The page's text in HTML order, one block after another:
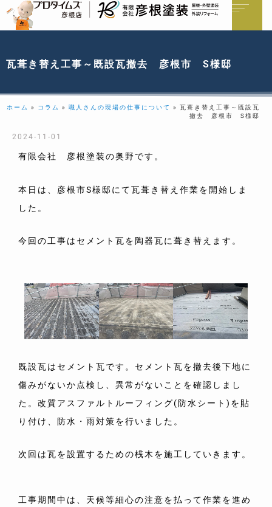
瓦葺き替え工事～既設瓦撤去 彦根市 S様邸
ホーム » コラム » 職人さんの現場の仕事について » 瓦葺き替え工事～既設瓦
撤去 彦根市 S様邸
2024-11-01
有限会社 彦根塗装の奥野です。
本日は、彦根市S様邸にて瓦葺き替え作業を開始しま
した。
今回の工事はセメント瓦を陶器瓦に葺き替えます。
既設瓦はセメント瓦です。セメント瓦を撤去後下地に
傷みがないか点検し、異常がないことを確認しまし
た。改質アスファルトルーフィング(防水シート)を貼
り付け、防水・雨対策を行いました。
次回は瓦を設置するための桟木を施工していきます。
工事期間中は、天候等細心の注意を払って作業を進め